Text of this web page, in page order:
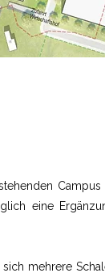
eine
mehrere